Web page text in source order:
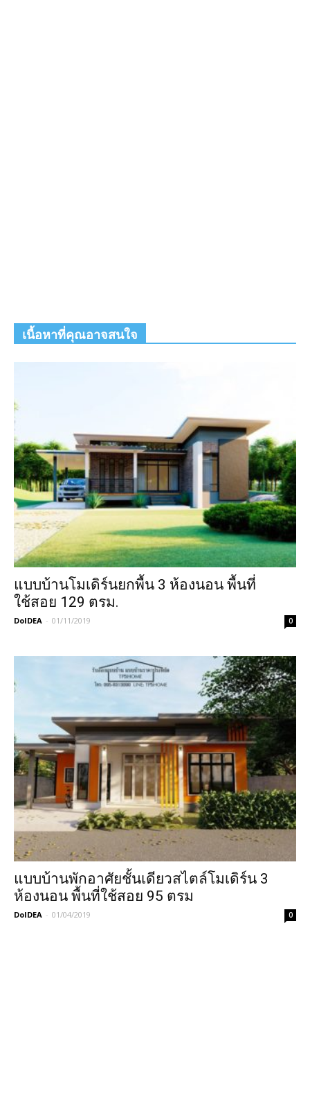
เนื้อหาที่คุณอาจสนใจ
แบบบ้านโมเดิร์นยกพื้น 3 ห้องนอน พื้นที่
ใช้สอย 129 ตรม.
DoIDEA - 01/11/2019 0
แบบบ้านพักอาศัยชั้นเดียวสไตล์โมเดิร์น 3
ห้องนอน พื้นที่ใช้สอย 95 ตรม
DoIDEA - 01/04/2019 0